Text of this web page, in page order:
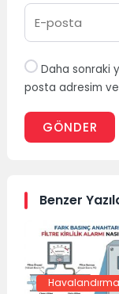
Daha sonraki
posta adresim
GÖNDER
Benzer
Havalandırma